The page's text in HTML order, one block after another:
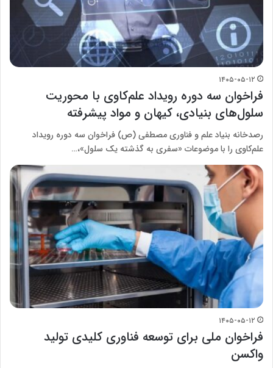
۱۴۰۵-۰۵-۱۲
فراخوان سه دوره رویداد علم‌کاوی با محوریت
سلول‌های بنیادی، کیهان و مواد پیشرفته
رصدخانه بنیاد علم و فناوری مصطفی (ص) فراخوان سه دوره رویداد
علم‌کاوی را با موضوعات «سفری به گذشته یک سلول»،…
۱۴۰۵-۰۵-۱۲
فراخوان ملی برای توسعه فناوری کلیدی تولید
واکسن